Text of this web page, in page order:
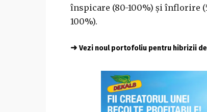
înspicare (80-100%) şi înflorire
100%).
➜ Vezi noul portofoliu pentru hibrizii